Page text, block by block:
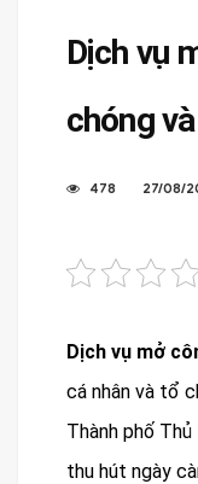
Dịch vụ
chóng
478 27/08/
Dịch vụ mở
cá nhân và tổ
Thành phố
thu hút ngày